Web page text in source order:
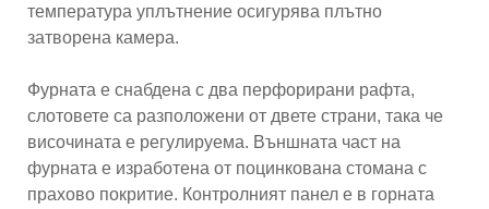
температура уплътнение осигурява плътно
затворена камера.
Фурната е снабдена с два перфорирани рафта,
слотовете са разположени от двете страни, така че
височината е регулируема. Външната част на
фурната е изработена от поцинкована стомана с
прахово покритие. Контролният панел е в горната